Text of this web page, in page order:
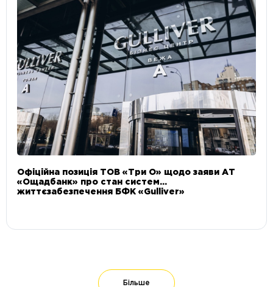
Офіційна позиція ТОВ «Три О» щодо заяви АТ
«Ощадбанк» про стан систем
життєзабезпечення БФК «Gulliver»
Більше